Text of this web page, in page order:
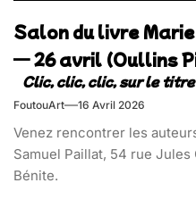
Salon du livre
— 26 avril (Oullins
FoutouArt 16 Avril 2026
Venez rencontrer les
Samuel Paillat, 54 rue
Bénite.